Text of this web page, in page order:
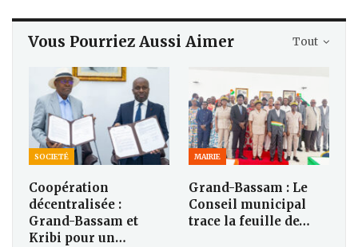
Tout
Vous Pourriez Aussi Aimer
SOCIETÉ
Coopération
décentralisée :
Grand-Bassam et
Kribi pour un…
MAIRIE
Grand-Bassam : Le
Conseil municipal
trace la feuille de…